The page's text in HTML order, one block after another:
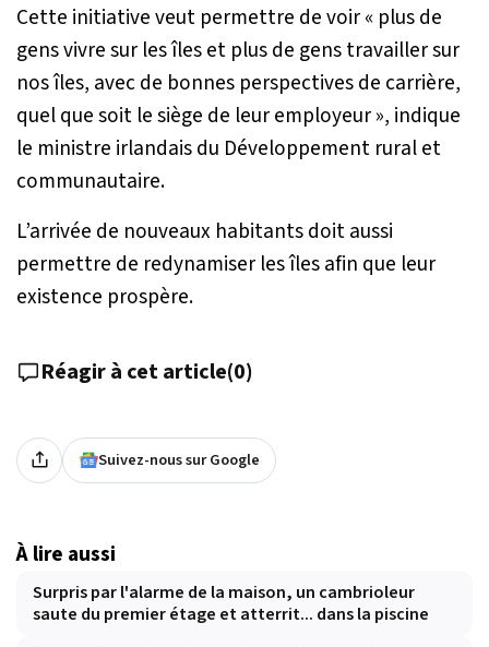
Cette initiative veut permettre de voir « plus de
gens vivre sur les îles et plus de gens travailler sur
nos îles, avec de bonnes perspectives de carrière,
quel que soit le siège de leur employeur», indique
le ministre irlandais du Développement rural et
communautaire.
L’arrivée de nouveaux habitants doit aussi
permettre de redynamiser les îles afin que leur
existence prospère.
Réagir à cet article(0)
Suivez-nous sur Google
À lire aussi
Surpris par l'alarme de la maison, un cambrioleur
saute du premier étage et atterrit... dans la piscine